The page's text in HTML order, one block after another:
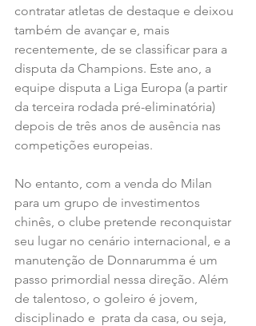
contratar atletas de destaque e deixou
também de avançar e, mais
recentemente, de se classificar para a
disputa da Champions. Este ano, a
equipe disputa a Liga Europa (a partir
da terceira rodada pré-eliminatória)
depois de três anos de ausência nas
competições europeias.
No entanto, com a venda do Milan
para um grupo de investimentos
chinês, o clube pretende reconquistar
seu lugar no cenário internacional, e a
manutenção de Donnarumma é um
passo primordial nessa direção. Além
de talentoso, o goleiro é jovem,
disciplinado e  prata da casa, ou seja,